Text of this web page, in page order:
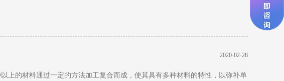
2020-02-28
上的材料通过一定的方法加工复合而成，使其具有多种材料的特性，以弥补单